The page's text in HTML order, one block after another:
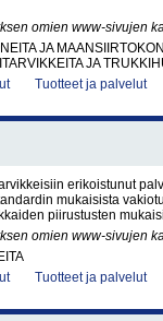
omien www-sivujen
JA
JA
Tuotteet ja palvelut
erikoistunut
mukaisista
piirustusten
omien www-sivujen
Tuotteet ja palvelut